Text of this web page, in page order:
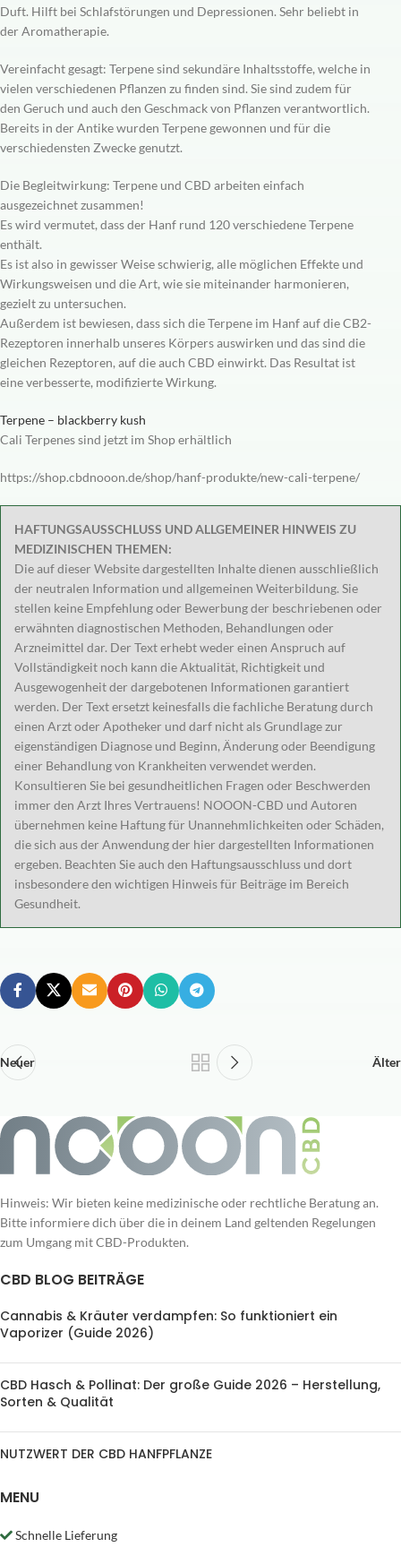
Duft. Hilft bei Schlafstörungen und Depressionen. Sehr beliebt in
der Aromatherapie.
Vereinfacht gesagt: Terpene sind sekundäre Inhaltsstoffe, welche in
vielen verschiedenen Pflanzen zu finden sind. Sie sind zudem für
den Geruch und auch den Geschmack von Pflanzen verantwortlich.
Bereits in der Antike wurden Terpene gewonnen und für die
verschiedensten Zwecke genutzt.
Die Begleitwirkung: Terpene und CBD arbeiten einfach
ausgezeichnet zusammen!
Es wird vermutet, dass der Hanf rund 120 verschiedene Terpene
enthält.
Es ist also in gewisser Weise schwierig, alle möglichen Effekte und
Wirkungsweisen und die Art, wie sie miteinander harmonieren,
gezielt zu untersuchen.
Außerdem ist bewiesen, dass sich die Terpene im Hanf auf die CB2-
Rezeptoren innerhalb unseres Körpers auswirken und das sind die
gleichen Rezeptoren, auf die auch CBD einwirkt. Das Resultat ist
eine verbesserte, modifizierte Wirkung.
Terpene – blackberry kush
Cali Terpenes sind jetzt im Shop erhältlich
https://shop.cbdnooon.de/shop/hanf-produkte/new-cali-terpene/
HAFTUNGSAUSSCHLUSS UND ALLGEMEINER HINWEIS ZU
MEDIZINISCHEN THEMEN:
Die auf dieser Website dargestellten Inhalte dienen ausschließlich
der neutralen Information und allgemeinen Weiterbildung. Sie
stellen keine Empfehlung oder Bewerbung der beschriebenen oder
erwähnten diagnostischen Methoden, Behandlungen oder
Arzneimittel dar. Der Text erhebt weder einen Anspruch auf
Vollständigkeit noch kann die Aktualität, Richtigkeit und
Ausgewogenheit der dargebotenen Informationen garantiert
werden. Der Text ersetzt keinesfalls die fachliche Beratung durch
einen Arzt oder Apotheker und darf nicht als Grundlage zur
eigenständigen Diagnose und Beginn, Änderung oder Beendigung
einer Behandlung von Krankheiten verwendet werden.
Konsultieren Sie bei gesundheitlichen Fragen oder Beschwerden
immer den Arzt Ihres Vertrauens! NOOON-CBD und Autoren
übernehmen keine Haftung für Unannehmlichkeiten oder Schäden,
die sich aus der Anwendung der hier dargestellten Informationen
ergeben. Beachten Sie auch den Haftungsausschluss und dort
insbesondere den wichtigen Hinweis für Beiträge im Bereich
Gesundheit.
Neuer Älter
Hinweis: Wir bieten keine medizinische oder rechtliche Beratung an.
Bitte informiere dich über die in deinem Land geltenden Regelungen
zum Umgang mit CBD-Produkten.
CBD BLOG BEITRÄGE
Cannabis & Kräuter verdampfen: So funktioniert ein
Vaporizer (Guide 2026)
CBD Hasch & Pollinat: Der große Guide 2026 – Herstellung,
Sorten & Qualität
NUTZWERT DER CBD HANFPFLANZE
MENU
Schnelle Lieferung